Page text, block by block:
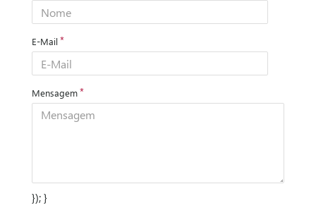
E-Mail
Mensagem
}); }